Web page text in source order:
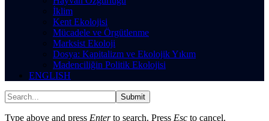
İklim
Kent Ekolojisi
Mücadele ve Örgütlenme
Marksist Ekoloji
Dosya: Kapitalizm ve Ekolojik Yıkım
Madenciliğin Politik Ekolojisi
ENGLISH
Submit
Type above and press Enterto search. Press Esc to cancel.